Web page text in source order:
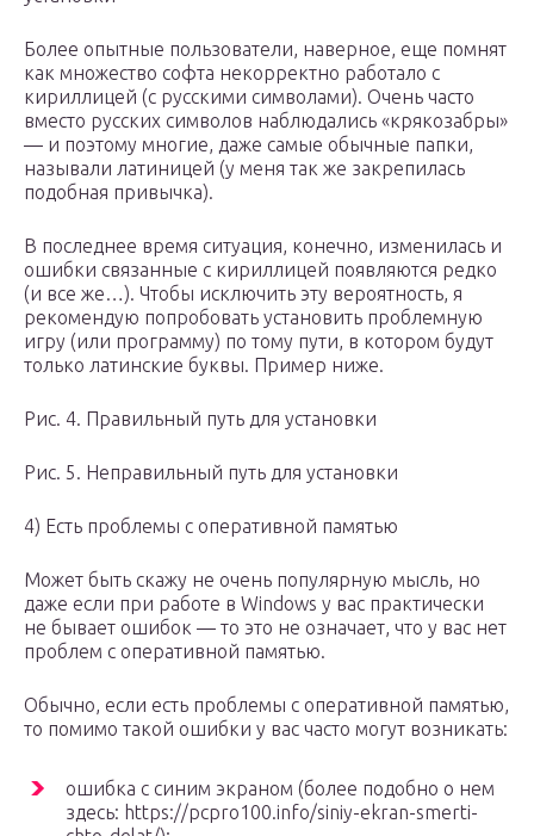
Более опытные пользователи, наверное, еще помнят
как множество софта некорректно работало с
кириллицей (с русскими символами). Очень часто
вместо русских символов наблюдались «крякозабры»
— и поэтому многие, даже самые обычные папки,
называли латиницей (у меня так же закрепилась
подобная привычка).
В последнее время ситуация, конечно, изменилась и
ошибки связанные с кириллицей появляются редко
(и все же…). Чтобы исключить эту вероятность, я
рекомендую попробовать установить проблемную
игру (или программу) по тому пути, в котором будут
только латинские буквы. Пример ниже.
Рис. 4. Правильный путь для установки
Рис. 5. Неправильный путь для установки
4) Есть проблемы с оперативной памятью
Может быть скажу не очень популярную мысль, но
даже если при работе в Windows у вас практически
не бывает ошибок — то это не означает, что у вас нет
проблем с оперативной памятью.
Обычно, если есть проблемы с оперативной памятью,
то помимо такой ошибки у вас часто могут возникать:
ошибка с синим экраном (более подобно о нем
здесь: https://pcpro100.info/siniy-ekran-smerti-